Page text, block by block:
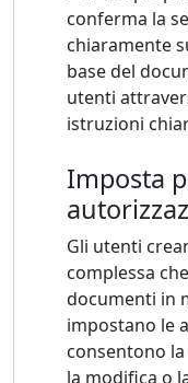
conferma la
chiaramente
base del
utenti
istruzioni
Imposta
Gli utenti
complessa
documenti in
impostano le
consentono
la modifica o